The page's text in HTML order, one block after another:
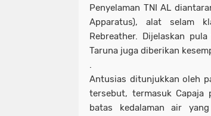
Penyelaman TNI AL
Apparatus), alat selam
Rebreather. Dijelaskan
Taruna juga diberikan
.
Antusias ditunjukkan oleh
tersebut, termasuk Capaja
batas kedalaman air